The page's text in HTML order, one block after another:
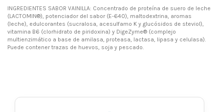
INGREDIENTES SABOR VAINILLA: Concentrado de proteína de suero de leche
(LACTOMIN®), potenciador del sabor (E-640), maltodextrina, aromas
(leche), edulcorantes (sucralosa, acesulfamo K y glucósidos de steviol),
vitamina B6 (clorhidrato de piridoxina) y DigeZyme® (complejo
multienzimático a base de amilasa, proteasa, lactasa, lipasa y celulasa).
Puede contener trazas de huevos, soja y pescado.